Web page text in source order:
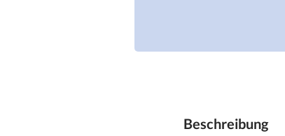
Beschreibung